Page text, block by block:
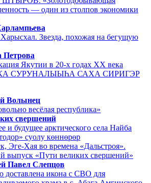
— один из столпов экономики
Звезда, похожая на бегущую
Петрова
Якутии в 20-х годах ХХ века
СУРУНАЛЫЫҺА САХА СИРИГЭР
Волынец
весёлая республика»
свершений
и будущее арктического села Найба
суолу көннөрөр
Эге-Хая во времена «Дальстроя».
выпуск «Пути великих свершений»
Павел Слепцов
доставлена икона с СВО для